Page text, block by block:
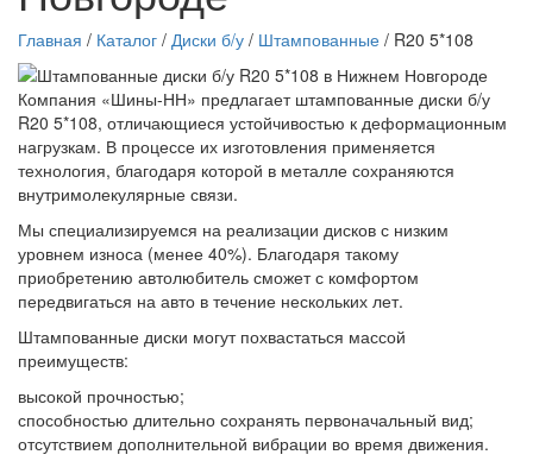
Главная / Каталог / Диски б/у / Штампованные / R20 5*108
Компания «Шины-НН» предлагает штампованные диски б/у
R20 5*108, отличающиеся устойчивостью к деформационным
нагрузкам. В процессе их изготовления применяется
технология, благодаря которой в металле сохраняются
внутримолекулярные связи.
Мы специализируемся на реализации дисков с низким
уровнем износа (менее 40%). Благодаря такому
приобретению автолюбитель сможет с комфортом
передвигаться на авто в течение нескольких лет.
Штампованные диски могут похвастаться массой
преимуществ:
высокой прочностью;
способностью длительно сохранять первоначальный вид;
отсутствием дополнительной вибрации во время движения.